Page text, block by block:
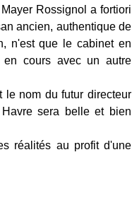
Rossignol a fortiori
ancien, authentique de
n'est que le cabinet en
en cours avec un autre
le nom du futur directeur
sera belle et bien
réalités au profit d'une